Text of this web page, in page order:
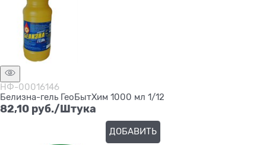
НФ-00016146
Белизна-гель ГеоБытХим 1000 мл 1/12
82,10 руб./Штука
ДОБАВИТЬ